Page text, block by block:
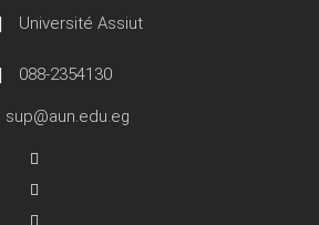
Université Assiut
088-2354130
sup@aun.edu.eg